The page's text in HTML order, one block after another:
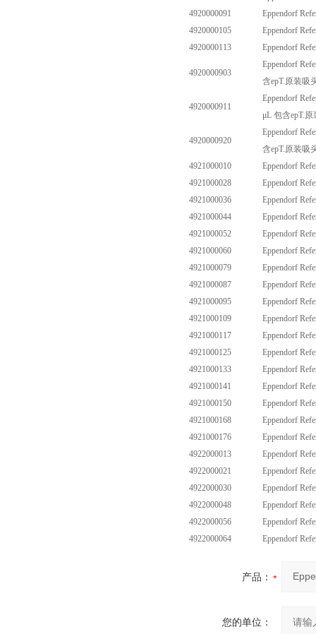
4920000091
Eppendorf
4920000105
Eppendorf
4920000113
Eppendorf
4920000903
Eppendorf
含epT.原装吸
4920000911
Eppendorf
μL 包含epT.原
4920000920
Eppendorf
含epT.原装吸
4921000010
Eppendorf
4921000028
Eppendorf
4921000036
Eppendorf
4921000044
Eppendorf
4921000052
Eppendorf
4921000060
Eppendorf
4921000079
Eppendorf
4921000087
Eppendorf
4921000095
Eppendorf
4921000109
Eppendorf
4921000117
Eppendorf
4921000125
Eppendorf
4921000133
Eppendorf
4921000141
Eppendorf
4921000150
Eppendorf
4921000168
Eppendorf
4921000176
Eppendorf
4922000013
Eppendorf
4922000021
Eppendorf
4922000030
Eppendorf
4922000048
Eppendorf
4922000056
Eppendorf
4922000064
Eppendorf
产品：
您的单位：